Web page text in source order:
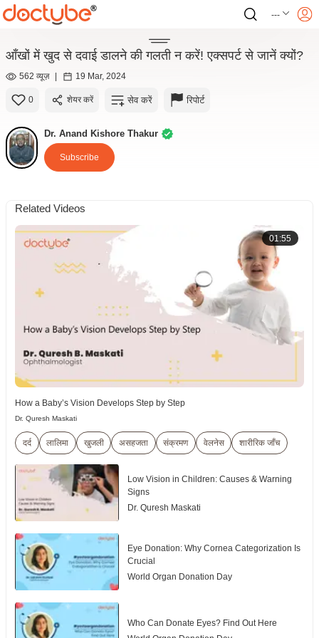
---
आँखों में खुद से दवाई डालने की गलती न करें! एक्सपर्ट से जानें क्यों?
562 व्यूज़ | 19 Mar, 2024
0 शेयर करें सेव करें रिपोर्ट
Dr. Anand Kishore Thakur
Subscribe
Related Videos
01:55
How a Baby’s Vision Develops Step by Step
Dr. Quresh Maskati
दर्द लालिमा खुजली असहजता संक्रमण वेलनेस शारीरिक जाँच
Low Vision in Children: Causes & Warning
Signs
Dr. Quresh Maskati
Eye Donation: Why Cornea Categorization Is
Crucial
World Organ Donation Day
Who Can Donate Eyes? Find Out Here